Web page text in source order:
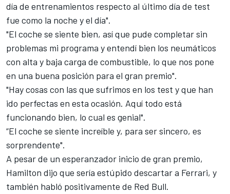
día de entrenamientos respecto al último día de test
fue como la noche y el día".
"El coche se siente bien, así que pude completar sin
problemas mi programa y entendí bien los neumáticos
con alta y baja carga de combustible, lo que nos pone
en una buena posición para el gran premio".
"Hay cosas con las que sufrimos en los test y que han
ido perfectas en esta ocasión. Aquí todo está
funcionando bien, lo cual es genial".
“El coche se siente increíble y, para ser sincero, es
sorprendente".
A pesar de un esperanzador inicio de gran premio,
Hamilton dijo que sería estúpido descartara Ferrari, y
también habló positivamente de Red Bull.